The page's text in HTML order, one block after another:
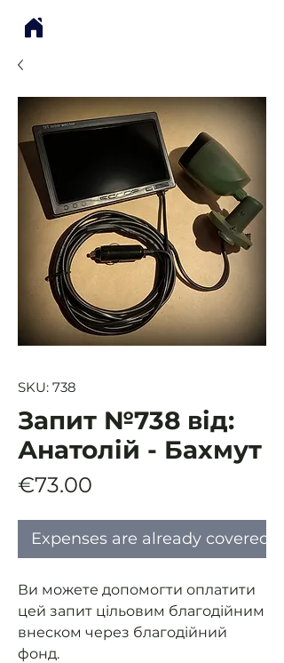
SKU: 738
Запит №738 від:
Анатолій - Бахмут
€73.00
Expenses are already covered
Ви можете допомогти оплатити
цей запит цільовим благодійним
внеском через благодійний
фонд.